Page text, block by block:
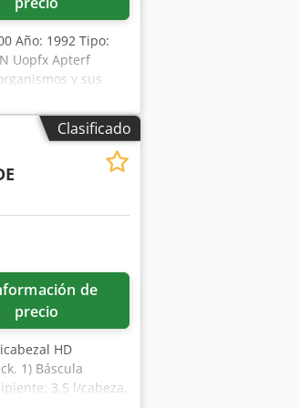
Año: 1992 Tipo:
Uopfx Apterf
y sus
endotoxinas en el
eléctrica - 2 carros
velocidad.
en trabajo
- vidriería vacía (ej.
- materiales
químicos -
Clasificado
precio
HD
1) Báscula
3,5 l/cabeza,